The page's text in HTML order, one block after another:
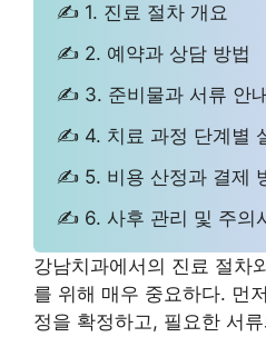
✍ 1. 진료 절차 개요
✍ 2. 예약과 상담 방법
✍ 3. 준비물과 서류 안
✍ 4. 치료 과정 단계별
✍ 5. 비용 산정과 결제
✍ 6. 사후 관리 및 주의
강남치과에서의 진료 절차
를 위해 매우 중요하다. 먼
정을 확정하고, 필요한 서